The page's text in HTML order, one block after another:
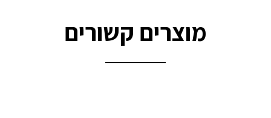
מוצרים קשורים